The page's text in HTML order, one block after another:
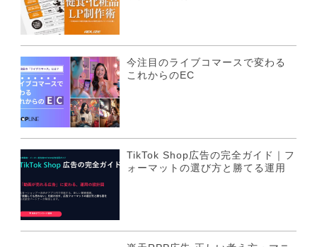
今注目のライブコマースで変わる
これからのEC
TikTok Shop広告の完全ガイド｜フ
ォーマットの選び方と勝てる運用